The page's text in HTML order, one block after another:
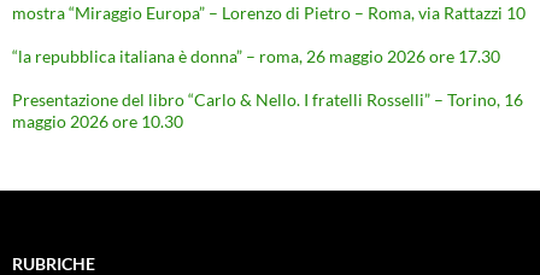
mostra “Miraggio Europa” – Lorenzo di Pietro – Roma, via Rattazzi 10
“la repubblica italiana è donna” – roma, 26 maggio 2026 ore 17.30
Presentazione del libro “Carlo & Nello. I fratelli Rosselli” – Torino, 16
maggio 2026 ore 10.30
RUBRICHE